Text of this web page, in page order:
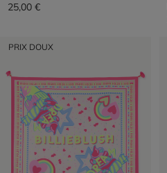
25,00 €
PRIX DOUX